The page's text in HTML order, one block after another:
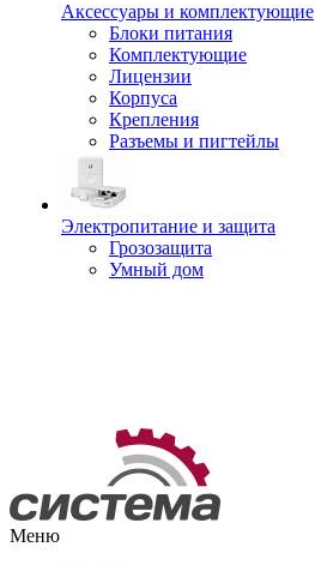
Аксессуары и комплектующие
Блоки питания
Комплектующие
Лицензии
Корпуса
Крепления
Разъемы и пигтейлы
Электропитание и защита
Грозозащита
Умный дом
Меню